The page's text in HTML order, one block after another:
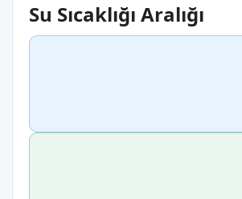
Su Sıcaklığı Aralığı